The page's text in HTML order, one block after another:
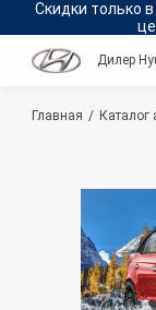
Скидки только в
Дилер
Главная Каталог